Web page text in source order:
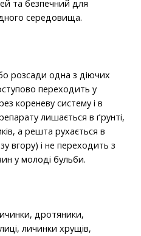
та безпечний для
середовища.
розсади одна з діючих
переходить у
кореневу систему і в
лишається в ґрунті,
а решта рухається в
вгору) і не переходить з
у молоді бульби.
дротяники,
личинки хрущів,